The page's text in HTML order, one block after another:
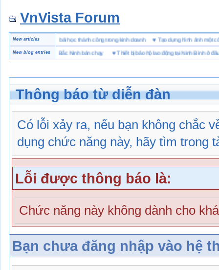
VnVista Forum
New articles
biệt” của Microsoft ♥4 bài học thành công trong kinh doanh ♥Tạo dựng hình ảnh
New blog entries
giày bảo hộ tại Bắc Ninh bán chạy♥ Thiết bị bảo hộ lao động tại Ninh Bình ở đâu
Thông báo từ diễn đàn
Có lỗi xảy ra, nếu bạn không chắc
dụng chức năng này, hãy tìm trong
Lỗi được thông báo là:
Chức năng này không dành cho
Bạn chưa đăng nhập vào hệ